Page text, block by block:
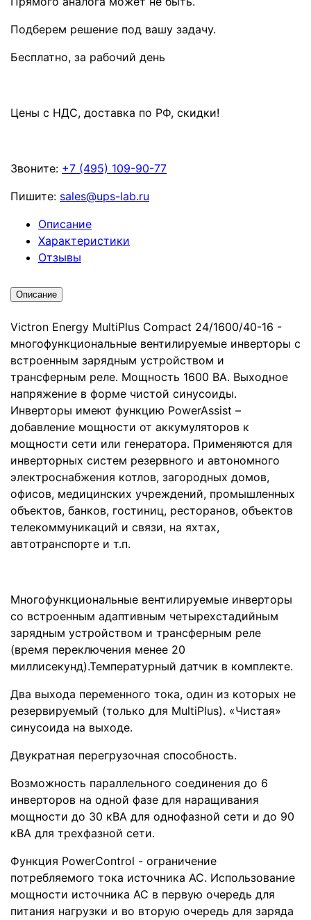
Подберем решение под вашу задачу.
Бесплатно, за рабочий день
Цены с НДС, доставка по РФ, скидки!
Звоните: +7 (495) 109-90-77
Пишите: sales@ups-lab.ru
Описание
Характеристики
Отзывы
Описание
Victron Energy MultiPlus Compact 24/1600/40-16 -
многофункциональные вентилируемые инверторы с
встроенным зарядным устройством и
трансферным реле. Мощность 1600 ВА. Выходное
напряжение в форме чистой синусоиды.
Инверторы имеют функцию PowerAssist –
добавление мощности от аккумуляторов к
мощности сети или генератора. Применяются для
инверторных систем резервного и автономного
электроснабжения котлов, загородных домов,
офисов, медицинских учреждений, промышленных
объектов, банков, гостиниц, ресторанов, объектов
телекоммуникаций и связи, на яхтах,
автотранспорте и т.п.
Многофункциональные вентилируемые инверторы
со встроенным адаптивным четырехстадийным
зарядным устройством и трансферным реле
(время переключения менее 20
миллисекунд).Температурный датчик в комплекте.
Два выхода переменного тока, один из которых не
резервируемый (только для MultiPlus). «Чистая»
синусоида на выходе.
Двукратная перегрузочная способность.
Возможность параллельного соединения до 6
инверторов на одной фазе для наращивания
мощности до 30 кВА для однофазной сети и до 90
кВА для трехфазной сети.
Функция PowerControl - ограничение
потребляемого тока источника АС. Использование
мощности источника АС в первую очередь для
питания нагрузки и во вторую очередь для заряда